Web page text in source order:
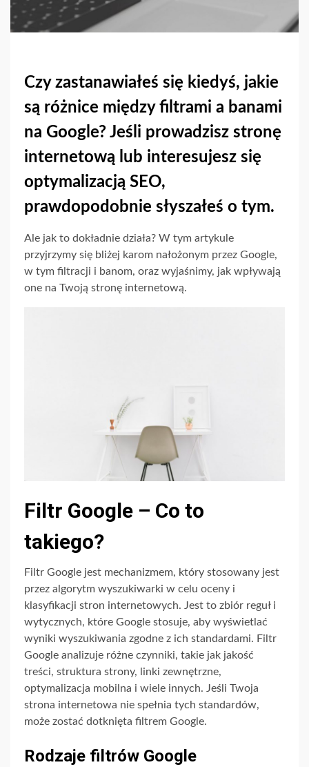
Czy zastanawiałeś się kiedyś, jakie
są różnice między filtrami a banami
na Google? Jeśli prowadzisz stronę
internetową lub interesujesz się
optymalizacją SEO,
prawdopodobnie słyszałeś o tym.
Ale jak to dokładnie działa? W tym artykule
przyjrzymy się bliżej karom nałożonym przez Google,
w tym filtracji i banom, oraz wyjaśnimy, jak wpływają
one na Twoją stronę internetową.
Filtr Google – Co to
takiego?
Filtr Google jest mechanizmem, który stosowany jest
przez algorytm wyszukiwarki w celu oceny i
klasyfikacji stron internetowych. Jest to zbiór reguł i
wytycznych, które Google stosuje, aby wyświetlać
wyniki wyszukiwania zgodne z ich standardami. Filtr
Google analizuje różne czynniki, takie jak jakość
treści, struktura strony, linki zewnętrzne,
optymalizacja mobilna i wiele innych. Jeśli Twoja
strona internetowa nie spełnia tych standardów,
może zostać dotknięta filtrem Google.
Rodzaje filtrów Google